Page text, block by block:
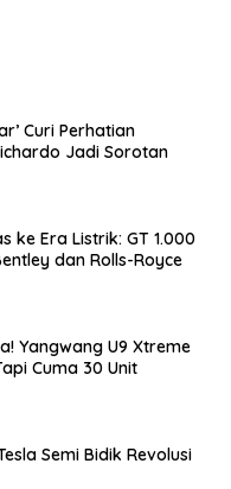
Curi Perhatian
Jadi Sorotan
ke Era Listrik: GT 1.000
dan Rolls-Royce
Yangwang U9 Xtreme
Cuma 30 Unit
Semi Bidik Revolusi